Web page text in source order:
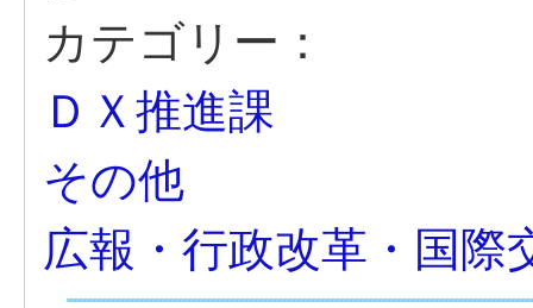
カテゴリー：
ＤＸ推進課
その他
広報・行政改革・国際